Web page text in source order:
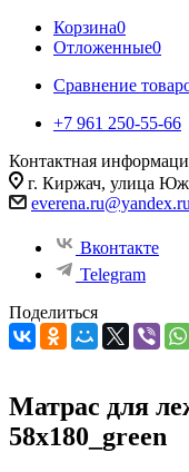
Корзина0
Отложенные0
Сравнение
+7 961 250-55-66
Контактная
г. Киржач, улица
everena.ru@yandex.ru
Вконтакте
Telegram
Поделиться
Матрас для
58х180_green